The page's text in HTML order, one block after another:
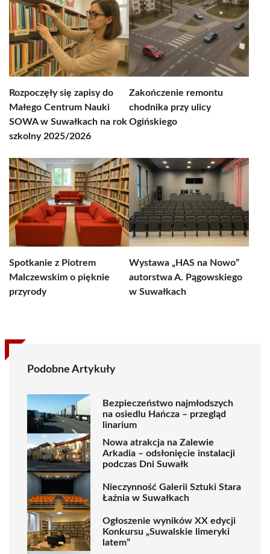
Rozpoczęły się zapisy do
Małego Centrum Nauki
SOWA w Suwałkach na rok
szkolny 2025/2026
Zakończenie remontu
chodnika przy ulicy
Ogińskiego
Spotkanie z Piotrem
Malczewskim o pięknie
przyrody
Wystawa „HAS na Nowo”
autorstwa A. Pągowskiego
w Suwałkach
Podobne Artykuły
Bezpieczeństwo najmłodszych
na osiedlu Hańcza – przegląd
linarium
Nowa atrakcja na Zalewie
Arkadia – odsłonięcie instalacji
podczas Dni Suwałk
Nieczynność Galerii Sztuki Stara
Łaźnia w Suwałkach
Ogłoszenie wyników XX edycji
Konkursu „Suwalskie limeryki
latem”